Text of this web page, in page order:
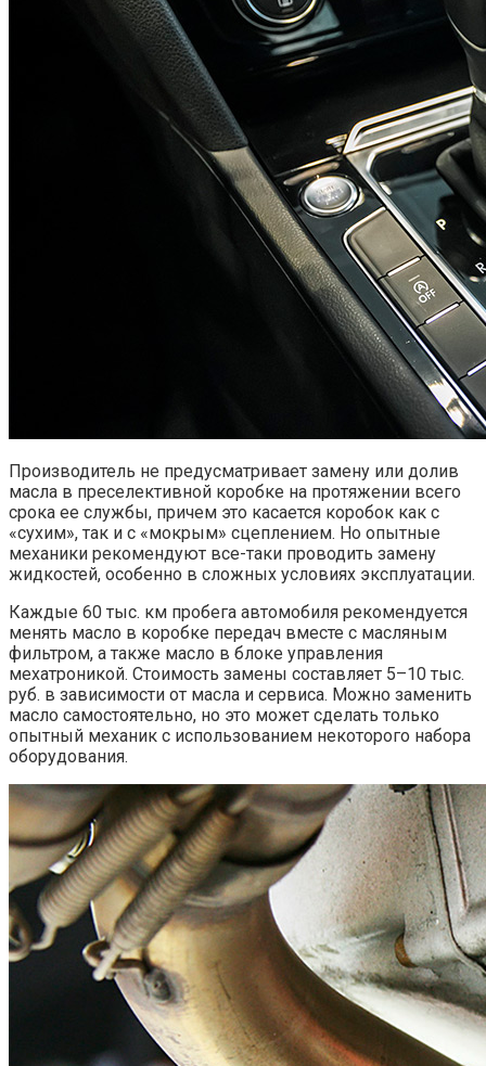
Производитель не предусматривает замену или долив
масла в преселективной коробке на протяжении всего
срока ее службы, причем это касается коробок как с
«сухим», так и с «мокрым» сцеплением. Но опытные
механики рекомендуют все-таки проводить замену
жидкостей, особенно в сложных условиях эксплуатации.
Каждые 60 тыс. км пробега автомобиля рекомендуется
менять масло в коробке передач вместе с масляным
фильтром, а также масло в блоке управления
мехатроникой. Стоимость замены составляет 5–10 тыс.
руб. в зависимости от масла и сервиса. Можно заменить
масло самостоятельно, но это может сделать только
опытный механик с использованием некоторого набора
оборудования.